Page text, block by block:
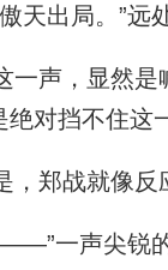
天出局。”远
声，显然是
绝对挡不住这
郑战就像反
一声尖锐的